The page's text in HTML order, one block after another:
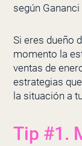
según Gananci
Si eres dueño
momento la
ventas de
estrategias
la situación a
Tip #1.